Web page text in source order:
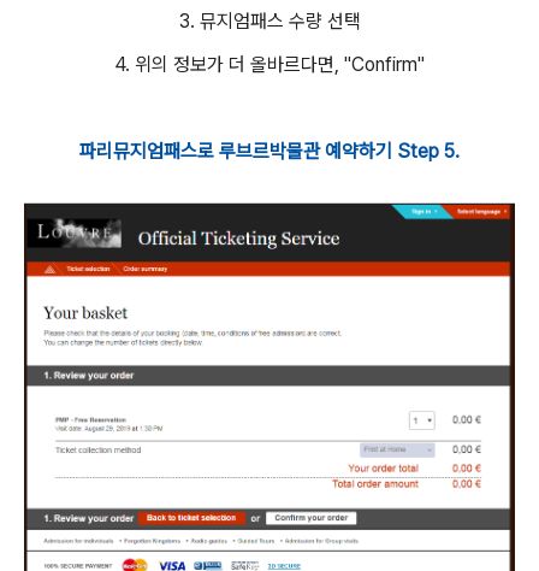
3. 뮤지엄패스 수량 선택
4. 위의 정보가 더 올바르다면, "Confirm"
파리뮤지엄패스로 루브르박물관 예약하기 Step 5.